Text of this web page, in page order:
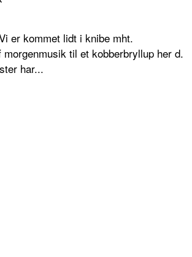
er kommet lidt i knibe mht.
til et kobberbryllup her d.
har...